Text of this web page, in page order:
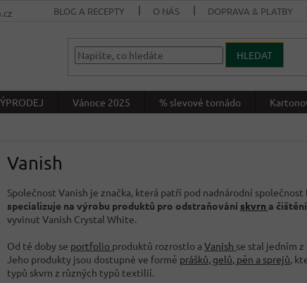
BLOG A RECEPTY O NÁS DOPRAVA & PLATBY
HLEDAT
Vánoce 2025 % slevové tornádo
Vanish
Společnost Vanish je značka, která patří pod nadnárodní společnost
specializuje na výrobu produktů pro odstraňování skvrna
vyvinut Vanish Crystal White.
Od té doby se portfolio produktů rozrostlo a Vanish se stal jedním
Jeho produkty jsou dostupné ve formě prášků, gelů, pěn a sprejů,
typů skvrn z různých typů textilií.